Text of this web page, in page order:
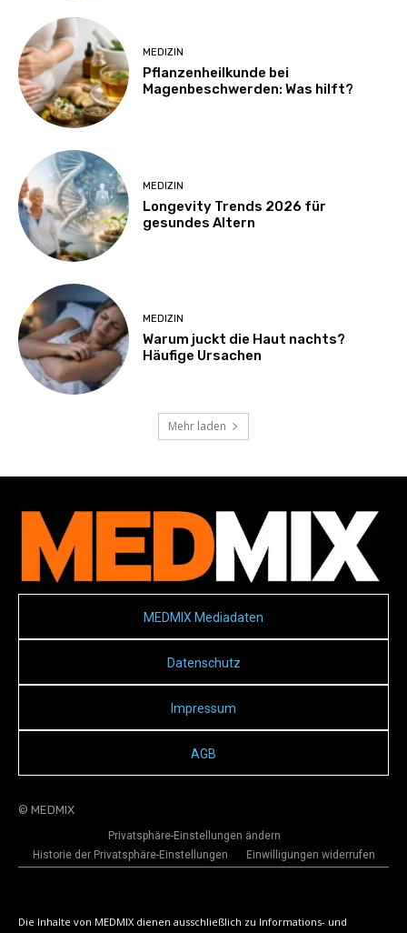
MEDIZIN
Pflanzenheilkunde bei
Magenbeschwerden: Was hilft?
MEDIZIN
Longevity Trends 2026 für
gesundes Altern
MEDIZIN
Warum juckt die Haut nachts?
Häufige Ursachen
Mehr laden
MEDMIX Mediadaten
Datenschutz
Impressum
AGB
© MEDMIX
Privatsphäre-Einstellungen ändern
Historie der Privatsphäre-Einstellungen
Einwilligungen widerrufen
Die Inhalte von MEDMIX dienen ausschließlich zu Informations- und